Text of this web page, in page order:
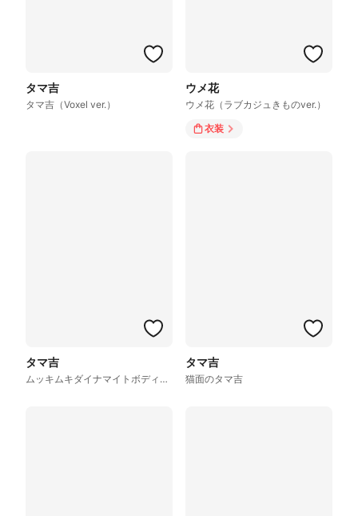
タマ吉
タマ吉（Voxel ver.）
ウメ花
ウメ花（ラブカジュきものver.）
衣装
タマ吉
ムッキムキダイナマイトボディーver.
タマ吉
猫面のタマ吉